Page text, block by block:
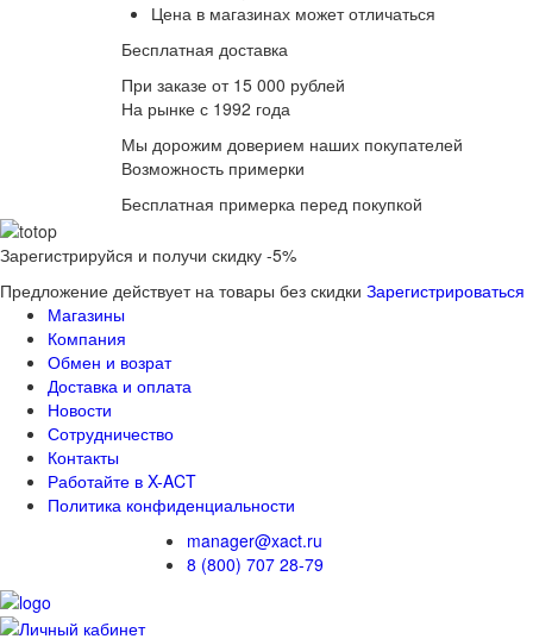
Цена в магазинах может отличаться
Бесплатная доставка
При заказе от 15 000 рублей
На рынке с 1992 года
Мы дорожим доверием наших покупателей
Возможность примерки
Бесплатная примерка перед покупкой
Зарегистрируйся и получи скидку -5%
Предложение действует на товары без скидки Зарегистрироваться
Магазины
Компания
Обмен и возрат
Доставка и оплата
Новости
Сотрудничество
Контакты
Работайте в X-ACT
Политика конфиденциальности
manager@xact.ru
8 (800) 707 28-79